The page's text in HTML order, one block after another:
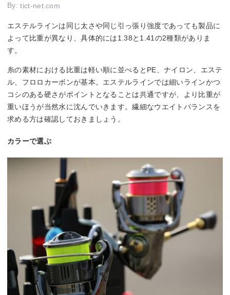
By:tict-net.com
エステルラインは同じ太さや同じ引っ張り強度であっても製品に
よって比重が異なり、具体的には1.38と1.41の2種類がありま
す。
糸の素材における比重は軽い順に並べるとPE、ナイロン、エステ
ル、フロロカーボンが基本。エステルラインでは細いラインかつ
コシのある硬さがポイントとなることは共通ですが、より比重が
重いほうが当然水に沈んでいきます。繊細なウエイトバランスを
求める方は確認しておきましょう。
カラーで選ぶ